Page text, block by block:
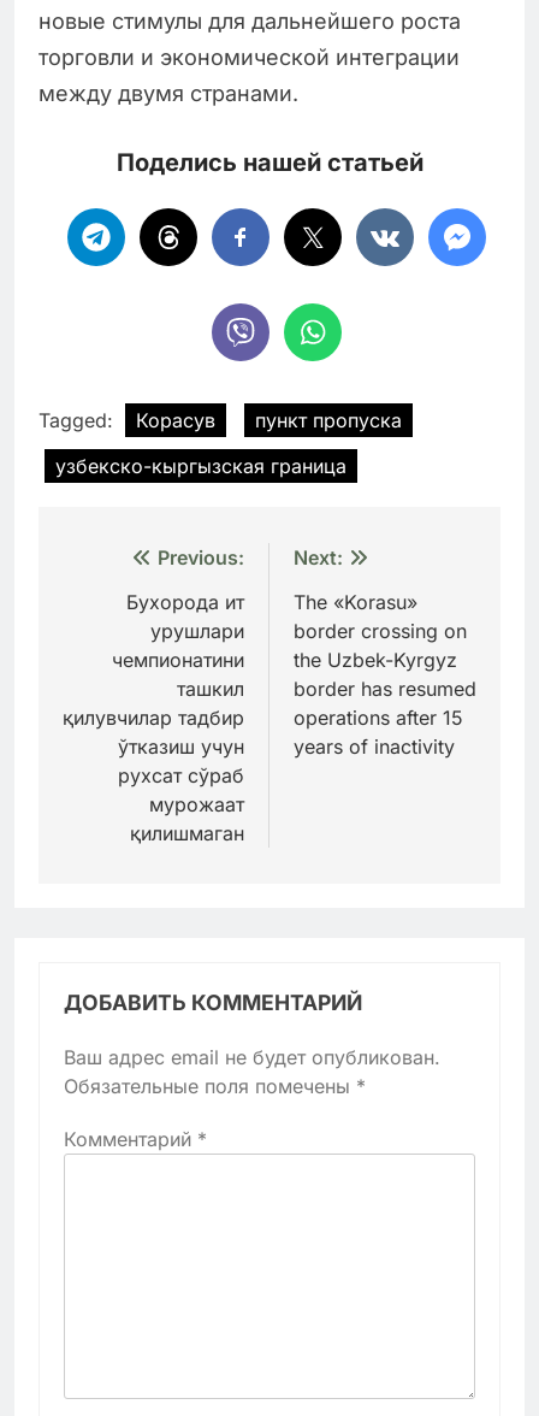
новые стимулы для дальнейшего роста
торговли и экономической интеграции
между двумя странами.
Поделись нашей статьей
Tagged: Корасув
пункт пропуска
узбекско-кыргызская граница
Навигация
записям
Previous:
Бухорода ит
урушлари
чемпионатини
ташкил
қилувчилар тадбир
ўтказиш учун
рухсат сўраб
мурожаат
қилишмаган
Next:
The «Korasu»
border crossing on
the Uzbek-Kyrgyz
border has resumed
operations after 15
years of inactivity
ДОБАВИТЬ КОММЕНТАРИЙ
Ваш адрес email не будет опубликован.
Обязательные поля помечены *
Комментарий *